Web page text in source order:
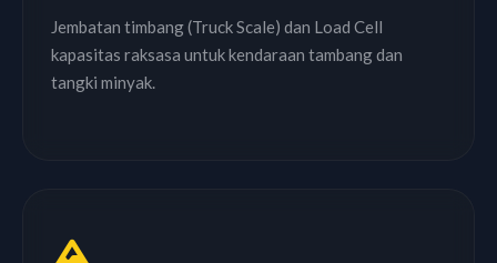
Jembatan timbang (Truck Scale) dan Load Cell
kapasitas raksasa untuk kendaraan tambang dan
tangki minyak.